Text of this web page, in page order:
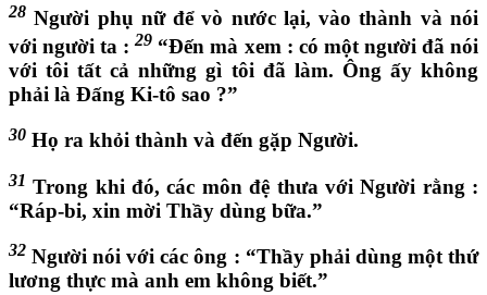
28 Người phụ nữ để vò nước lại, vào thành và nói
với người ta :29 “Đến mà xem : có một người đã nói
với tôi tất cả những gì tôi đã làm. Ông ấy không
phải là Đấng Ki-tô sao ?”
30 Họ ra khỏi thành và đến gặp Người.
31 Trong khi đó, các môn đệ thưa với Người rằng :
“Ráp-bi, xin mời Thầy dùng bữa.”
32 Người nói với các ông : “Thầy phải dùng một thứ
lương thực mà anh em không biết.”